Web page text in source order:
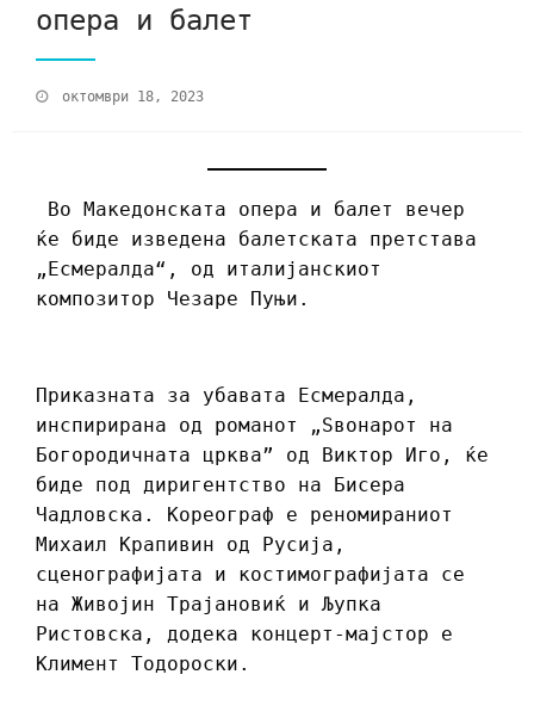
опера и балет
октомври 18, 2023
Во Македонската опера и балет вечер
ќе биде изведена балетската претстава
„Есмералда“, од италијанскиот
композитор Чезаре Пуњи.
Приказната за убавата Есмералда,
инспирирана од романот „Ѕвонарот на
Богородичната црква” од Виктор Иго, ќе
биде под диригентство на Бисера
Чадловска. Кореограф е реномираниот
Михаил Крапивин од Русија,
сценографијата и костимографијата се
на Живојин Трајановиќ и Љупка
Ристовска, додека концерт-мајстор е
Климент Тодороски.